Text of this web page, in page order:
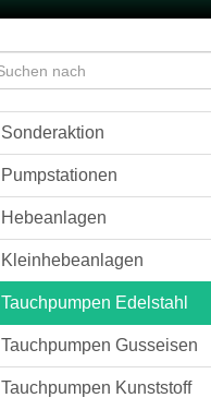
Sonderaktion
Pumpstationen
Hebeanlagen
Kleinhebeanlagen
Tauchpumpen Edelstahl
Tauchpumpen Gusseisen
Tauchpumpen Kunststoff